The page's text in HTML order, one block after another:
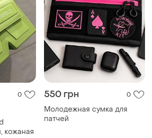
0
кожаная
550 грн 0
Молодежная сумка для
патчей